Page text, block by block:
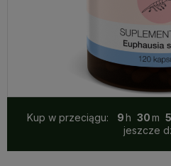
Kup w przeciągu: 9 30
jeszcze